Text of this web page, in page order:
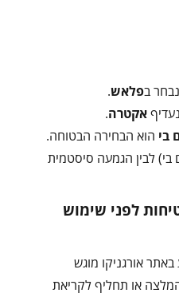
נבחר בפלאש.
אקטרה.
בי הוא הבחירה הבטוחה.
בי) לבין הגמעה סיסטמית
לפני שימוש
אורגניקו מוגש
המלצה או תחליף לקריאת